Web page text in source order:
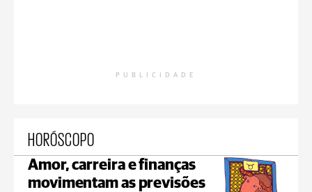
PUBLICIDADE
HORÓSCOPO
Amor, carreira e finanças
movimentam as previsões